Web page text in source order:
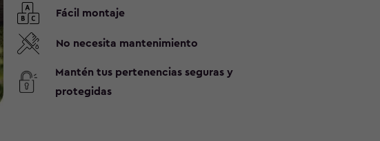
Fácil montaje
No necesita mantenimiento
Mantén tus pertenencias seguras y
protegidas